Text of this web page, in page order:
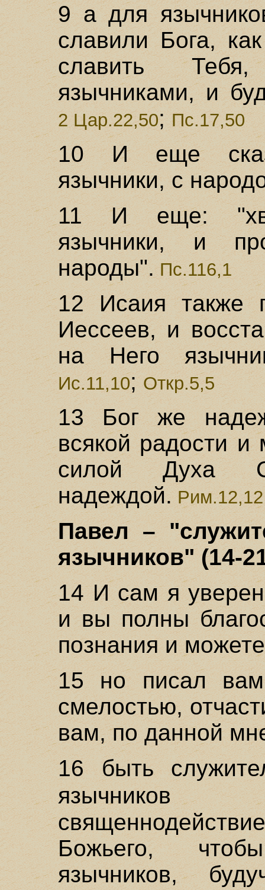
9 а для
славили Бога,
славить
язычниками, и
2 Цар.22,50;Пс.17,50
10 И еще
язычники, с
11 И еще:
язычники, и
народы".Пс.116,1
12 Исаия также
Иессеев, и
на Него
Ис.11,10;Откр.5,5
13 Бог же
всякой радости
силой Духа
надеждой.Рим.12,12
Павел –
язычников" (14-
14 И сам я
и вы полны
познания и
15 но писал
смелостью,
вам, по данной
16 быть
Божьего,
язычников,